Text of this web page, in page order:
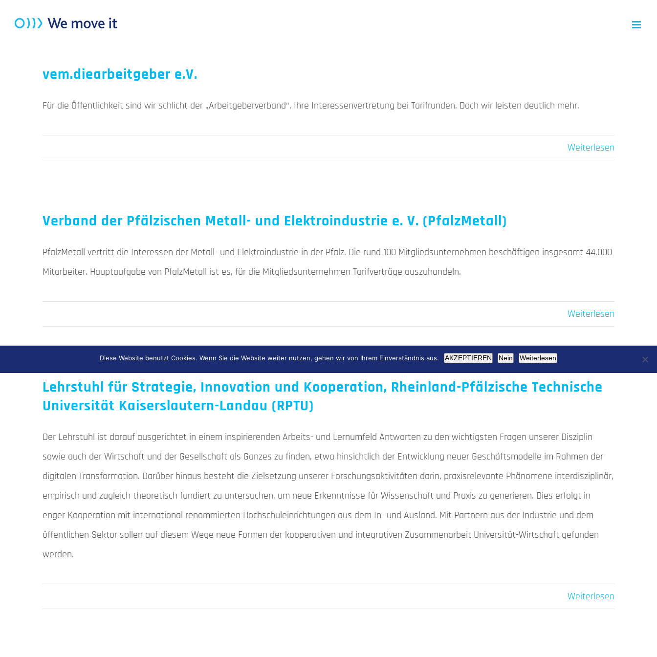
Inhalt
vem.diearbeitgeber e.V.
Für die Öffentlichkeit sind wir schlicht der „Arbeitgeberverband“, Ihre Interessenvertretung bei Tarifrunden. Doch wir leisten deutlich mehr.
Weiterlesen
Verband der Pfälzischen Metall- und Elektroindustrie e. V. (PfalzMetall)
PfalzMetall vertritt die Interessen der Metall- und Elektroindustrie in der Pfalz. Die rund 100 Mitgliedsunternehmen beschäftigen insgesamt 44.000
Mitarbeiter. Hauptaufgabe von PfalzMetall ist es, für die Mitgliedsunternehmen Tarifverträge auszuhandeln.
Weiterlesen
Lehrstuhl für Strategie, Innovation und Kooperation, Rheinland-Pfälzische Technische
Universität Kaiserslautern-Landau (RPTU)
Der Lehrstuhl ist darauf ausgerichtet in einem inspirierenden Arbeits- und Lernumfeld Antworten zu den wichtigsten Fragen unserer Disziplin
sowie auch der Wirtschaft und der Gesellschaft als Ganzes zu finden, etwa hinsichtlich der Entwicklung neuer Geschäftsmodelle im Rahmen der
digitalen Transformation. Darüber hinaus besteht die Zielsetzung unserer Forschungsaktivitäten darin, praxisrelevante Phänomene interdisziplinär,
empirisch und zugleich theoretisch fundiert zu untersuchen, um neue Erkenntnisse für Wissenschaft und Praxis zu generieren. Dies erfolgt in
enger Kooperation mit international renommierten Hochschuleinrichtungen aus dem In- und Ausland. Mit Partnern aus der Industrie und dem
öffentlichen Sektor sollen auf diesem Wege neue Formen der kooperativen und integrativen Zusammenarbeit Universität-Wirtschaft gefunden
werden.
Weiterlesen
Diese Website benutzt Cookies. Wenn Sie die Website weiter nutzen, gehen wir von Ihrem Einverständnis aus. AKZEPTIEREN Nein Weiterlesen